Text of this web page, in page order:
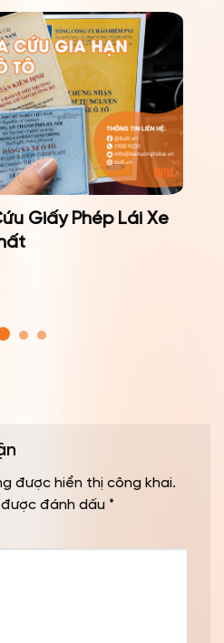
Giấy Phép Lái Xe
được hiển thị công khai.
đánh dấu *